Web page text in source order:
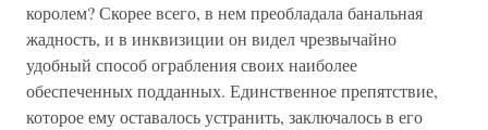
королем? Скорее всего, в нем преобладала банальная
жадность, и в инквизиции он видел чрезвычайно
удобный способ ограбления своих наиболее
обеспеченных подданных. Единственное препятствие,
которое ему оставалось устранить, заключалось в его